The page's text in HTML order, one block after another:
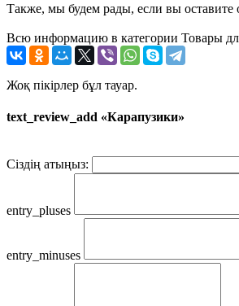
Также, мы будем рады, если вы
Всю информацию в категории Товары
Жоқ пікірлер бұл тауар.
text_review_add «Карапузики»
Сіздің атыңыз:
entry_pluses
entry_minuses